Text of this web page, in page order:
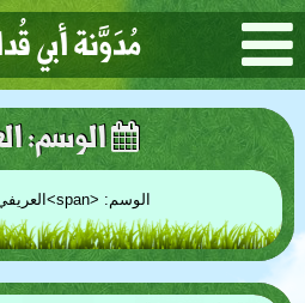
مُدَوَّنة أبي
الوسم: